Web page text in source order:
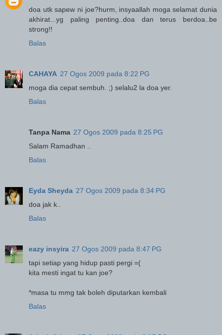
doa utk sapew ni joe?hurm, insyaallah moga selamat dunia
akhirat...yg paling penting..doa dan terus berdoa..be
strong!!
Balas
CAHAYA 27 Ogos 2009 pada 8:22 PG
moga dia cepat sembuh. ;) selalu2 la doa yer.
Balas
Tanpa Nama 27 Ogos 2009 pada 8:25 PG
Salam Ramadhan ..
Balas
Eyda Sheyda 27 Ogos 2009 pada 8:34 PG
doa jak k..
Balas
eazy insyira 27 Ogos 2009 pada 8:47 PG
tapi setiap yang hidup pasti pergi =(
kita mesti ingat tu kan joe?
*masa tu mmg tak boleh diputarkan kembali
Balas